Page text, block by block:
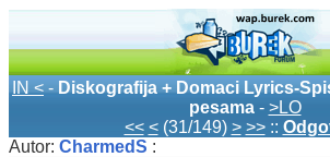
IN < - Diskografija + Domaci Lyrics-
pesama- >LO
<< < (31/149) > >> ::
Autor: CharmedS :